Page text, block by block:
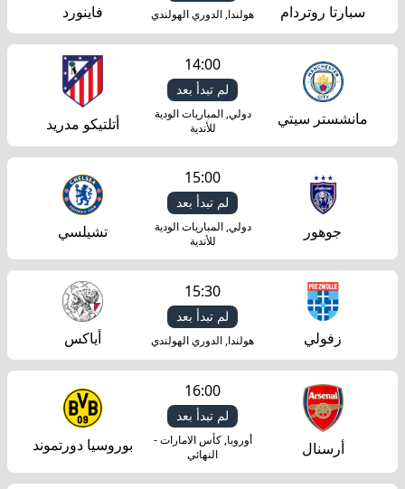
سبارتا روتردام هولندا, الدوري الهولندي فاينورد
مانشستر سيتي
14:00
لم تبدأ بعد
دولي, المباريات الودية
للأندية
أتلتيكو مدريد
جوهور
15:00
لم تبدأ بعد
دولي, المباريات الودية
للأندية
تشيلسي
زفولي
15:30
لم تبدأ بعد
هولندا, الدوري الهولندي أياكس
أرسنال
16:00
لم تبدأ بعد
أوروبا, كأس الامارات -
النهائي
بوروسيا دورتموند